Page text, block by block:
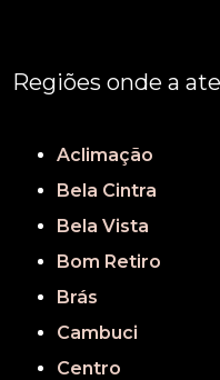
Regiões onde a
Aclimação
Bela Cintra
Bela Vista
Bom Retiro
Brás
Cambuci
Centro